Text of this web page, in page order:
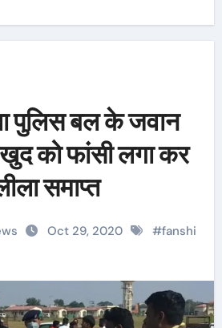
पुलिस बल के जवान
को फांसी लगा कर
समाप्त
Oct 29, 2020 #fanshi